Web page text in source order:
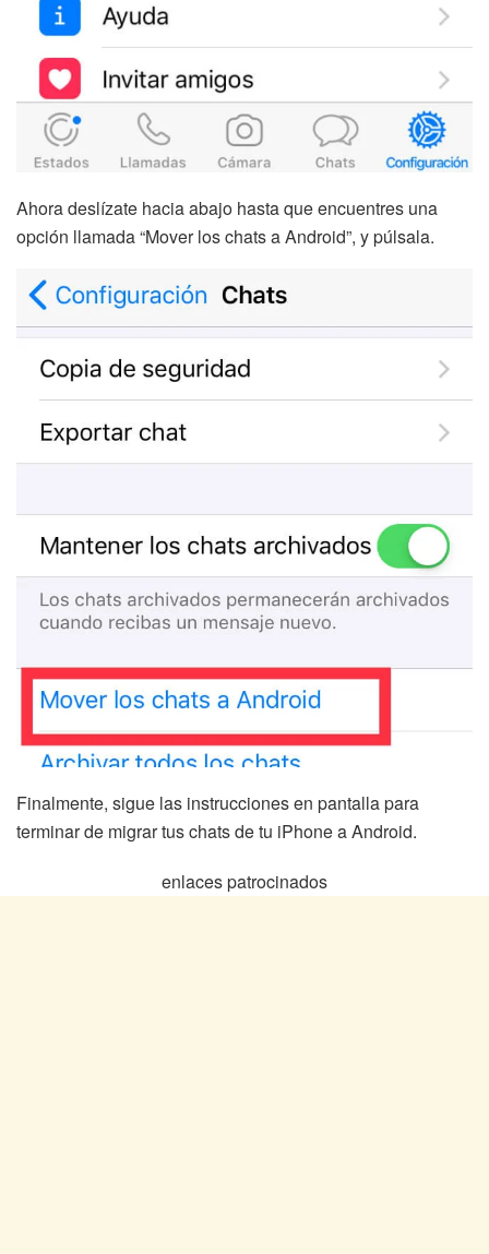
Ahora deslízate hacia abajo hasta que encuentres una
opción llamada “Mover los chats a Android”, y púlsala.
Finalmente, sigue las instrucciones en pantalla para
terminar de migrar tus chats de tu iPhone a Android.
enlaces patrocinados